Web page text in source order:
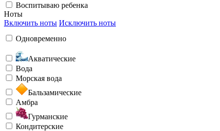
Воспитываю ребенка
Ноты
Включить ноты Исключить ноты
Одновременно
Акватические
Вода
Морская вода
Бальзамические
Амбра
Гурманские
Кондитерские